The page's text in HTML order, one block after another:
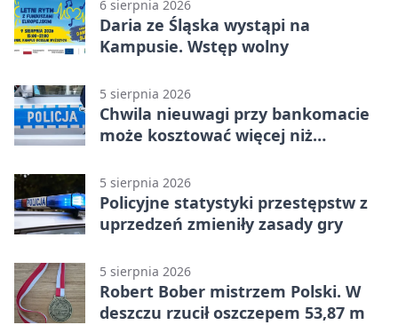
6 sierpnia 2026
Daria ze Śląska wystąpi na
Kampusie. Wstęp wolny
5 sierpnia 2026
Chwila nieuwagi przy bankomacie
może kosztować więcej niż
5 sierpnia 2026
Policyjne statystyki przestępstw z
uprzedzeń zmieniły zasady gry
5 sierpnia 2026
Robert Bober mistrzem Polski. W
deszczu rzucił oszczepem 53,87 m